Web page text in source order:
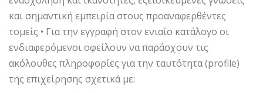
και σημαντική εμπειρία στους προαναφερθέντες
τομείς • Για την εγγραφή στον ενιαίο κατάλογο οι
ενδιαφερόμενοι οφείλουν να παράσχουν τις
ακόλουθες πληροφορίες για την ταυτότητα (profile)
της επιχείρησης σχετικά με: